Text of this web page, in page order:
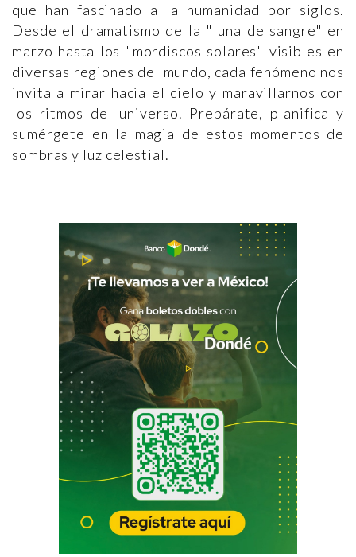
que han fascinado a la humanidad por siglos.
Desde el dramatismo de la "luna de sangre" en
marzo hasta los "mordiscos solares" visibles en
diversas regiones del mundo, cada fenómeno nos
invita a mirar hacia el cielo y maravillarnos con
los ritmos del universo. Prepárate, planifica y
sumérgete en la magia de estos momentos de
sombras y luz celestial.